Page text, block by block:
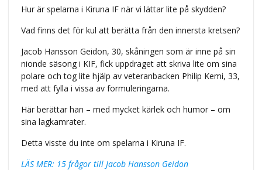
Hur är spelarna i Kiruna IF när vi lättar lite på skydden?
Vad finns det för kul att berätta från den innersta kretsen?
Jacob Hansson Geidon, 30, skåningen som är inne på sin
nionde säsong i KIF, fick uppdraget att skriva lite om sina
polare och tog lite hjälp av veteranbacken Philip Kemi, 33,
med att fylla i vissa av formuleringarna.
Här berättar han – med mycket kärlek och humor – om
sina lagkamrater.
Detta visste du inte om spelarna i Kiruna IF.
LÄS MER: 15 frågor till Jacob Hansson Geidon